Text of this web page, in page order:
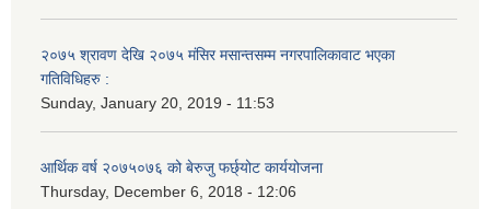
२०७५ श्रावण देखि २०७५ मंसिर मसान्तसम्म नगरपालिकावाट भएका
गतिविधिहरु :
Sunday, January 20, 2019 - 11:53
आर्थिक वर्ष २०७५०७६ को बेरुजु फर्छ्योट कार्ययोजना
Thursday, December 6, 2018 - 12:06